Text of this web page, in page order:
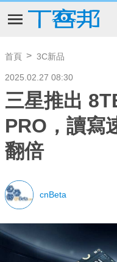
首頁 3C新品
2025.02.27 08:30
三星推出
PRO，讀寫
翻倍
cnBeta